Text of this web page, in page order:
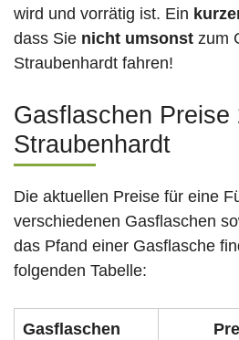
wird und vorrätig ist. Ein
dass Sie nicht umsonst zum
Straubenhardt fahren!
Gasflaschen Preise
Straubenhardt
Die aktuellen Preise für eine
verschiedenen Gasflaschen
das Pfand einer Gasflasche
folgenden Tabelle:
Gasflaschen